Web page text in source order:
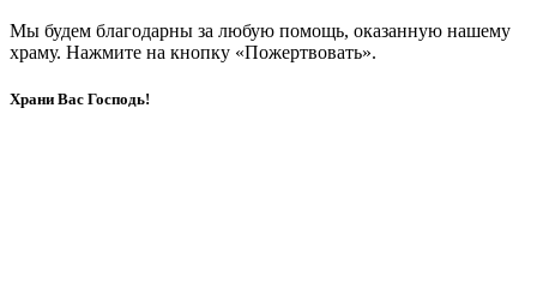
Мы будем благодарны за любую помощь, оказанную нашему
храму. Нажмите на кнопку «Пожертвовать».
Храни Вас Господь!